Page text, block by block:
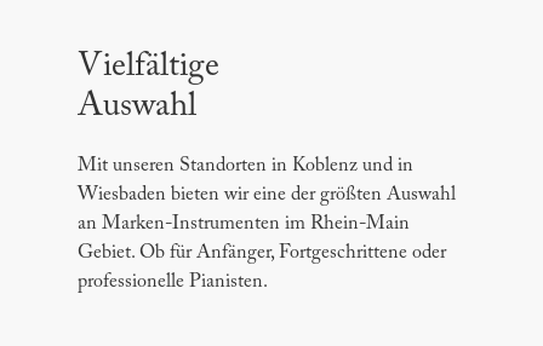
Vielfältige
Auswahl
Mit unseren Standorten in Koblenz und in
Wiesbaden bieten wir eine der größten Auswahl
an Marken-Instrumenten im Rhein-Main
Gebiet. Ob für Anfänger, Fortgeschrittene oder
professionelle Pianisten.